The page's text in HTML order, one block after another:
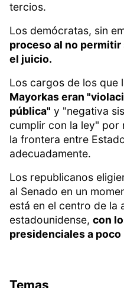
tercios.
Los demócratas, sin
proceso al no
el juicio.
Los cargos de los que
Mayorkas eran
pública" y "negativa
cumplir con la ley" por
la frontera entre
adecuadamente.
Los republicanos
al Senado en un
está en el centro de la
estadounidense, con
presidenciales a poco
Temas